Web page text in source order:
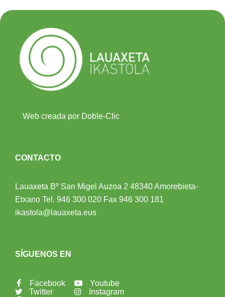
Web creada por Doble-Clic
CONTACTO
Lauaxeta Bº San Migel Auzoa 2 48340 Amorebieta-
Etxano Tel. 946 300 020 Fax 946 300 181
ikastola@lauaxeta.eus
SÍGUENOS EN
Facebook
Twitter
Youtube
Instagram